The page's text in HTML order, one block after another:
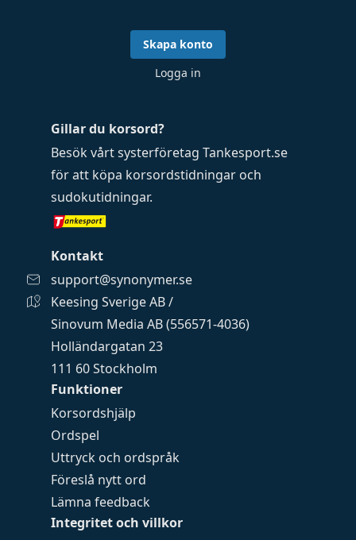
Funktioner
Korsordshjälp
Ordspel
Uttryck och ordspråk
Föreslå nytt ord
Lämna feedback
Integritet och villkor
Gillar du korsord?
Besök vårt systerföretag Tankesport.se
för att köpa korsordstidningar och
sudokutidningar.
Kontakt
support@synonymer.se
Keesing Sverige AB /
Sinovum Media AB (556571-4036)
Holländargatan 23
111 60 Stockholm
Skapa konto
Logga in